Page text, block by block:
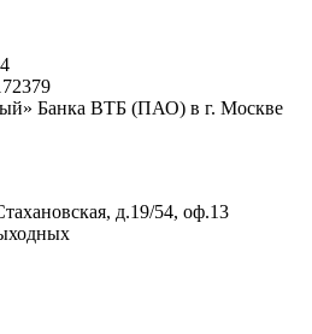
Банка ВТБ (ПАО) в г. Москве
д.19/54, оф.13